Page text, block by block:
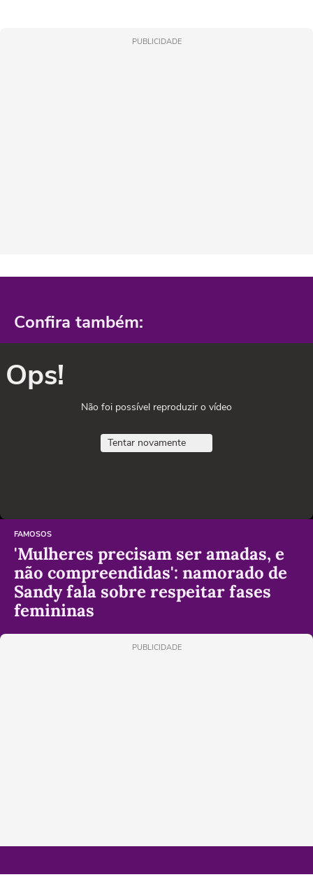
PUBLICIDADE
Confira também:
Ops!
Não foi possível reproduzir o vídeo
Tentar novamente
FAMOSOS
'Mulheres precisam ser amadas, e
não compreendidas': namorado de
Sandy fala sobre respeitar fases
femininas
PUBLICIDADE